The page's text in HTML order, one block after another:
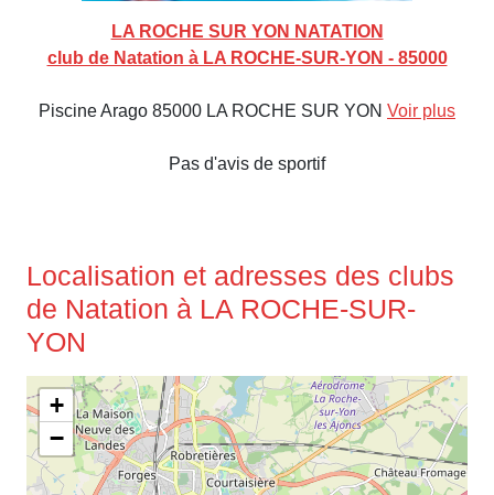
LA ROCHE SUR YON NATATION
club de Natation à LA ROCHE-SUR-YON - 85000
Piscine Arago 85000 LA ROCHE SUR YON Voir plus
Pas d'avis de sportif
Localisation et adresses des clubs
de Natation à LA ROCHE-SUR-
YON
+
−